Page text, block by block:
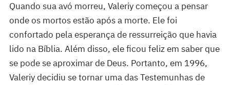
Quando sua avó morreu, Valeriy começou a pensar
onde os mortos estão após a morte. Ele foi
confortado pela esperança de ressurreição que havia
lido na Bíblia. Além disso, ele ficou feliz em saber que
se pode se aproximar de Deus. Portanto, em 1996,
Valeriy decidiu se tornar uma das Testemunhas de